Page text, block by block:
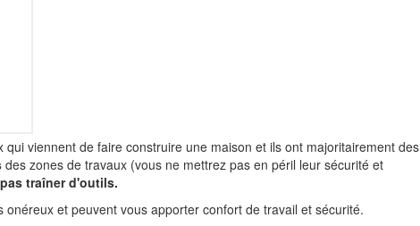
viennent de faire construire une maison et ils ont majoritairement des
des zones de travaux (vous ne mettrez pas en péril leur sécurité et
traîner d'outils.
et peuvent vous apporter confort de travail et sécurité.